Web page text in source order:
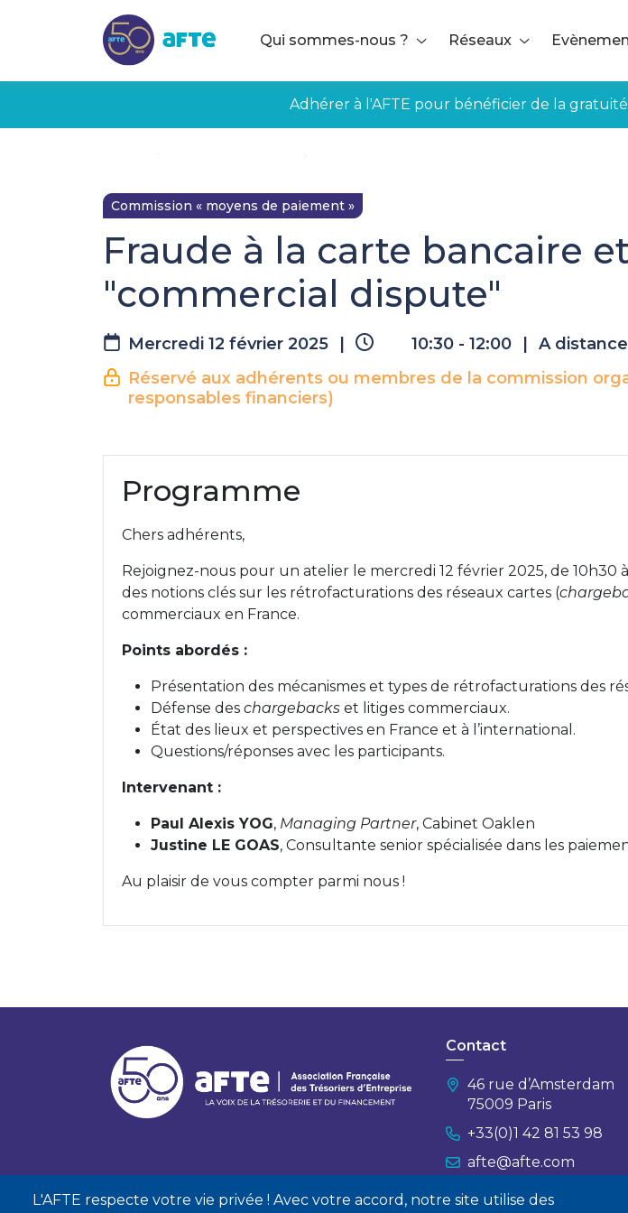
L'AFTE respecte votre vie privée ! Avec votre accord, notre site utilise des
Qui sommes-nous ? Réseaux
Adhérer à l'AFTE pour bénéficier de la
Commission « moyens de paiement »
Fraude à la carte bancaire
"commercial dispute"
Mercredi 12 février 2025 10:30 - 12:00
A distance
Réservé aux adhérents ou membres de la commission
responsables financiers)
Programme
Chers adhérents,
Rejoignez-nous pour un atelier le mercredi 12 février 2025, de 10h30
des notions clés sur les rétrofacturations des réseaux cartes (
commerciaux en France.
Points abordés :
Présentation des mécanismes et types de rétrofacturations des
Défense des chargebacks et litiges commerciaux.
État des lieux et perspectives en France et à l’international.
Questions/réponses avec les participants.
Intervenant :
Paul Alexis YOG, Managing Partner, Cabinet Oaklen
Justine LE GOAS, Consultante senior spécialisée dans les
Au plaisir de vous compter parmi nous !
Contact
46 rue d’Amsterdam
75009 Paris
+33(0)1 42 81 53 98
afte@afte.com
Nous contacter